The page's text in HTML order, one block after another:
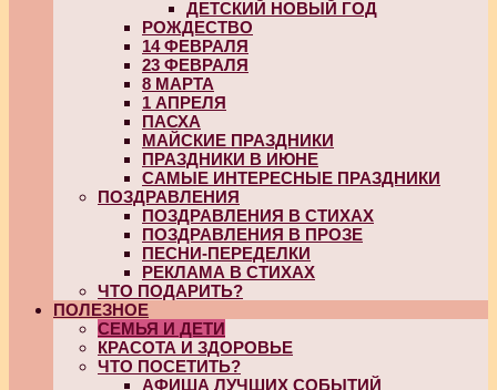
ДЕТСКИЙ НОВЫЙ ГОД
РОЖДЕСТВО
14 ФЕВРАЛЯ
23 ФЕВРАЛЯ
8 МАРТА
1 АПРЕЛЯ
ПАСХА
МАЙСКИЕ ПРАЗДНИКИ
ПРАЗДНИКИ В ИЮНЕ
САМЫЕ ИНТЕРЕСНЫЕ ПРАЗДНИКИ
ПОЗДРАВЛЕНИЯ
ПОЗДРАВЛЕНИЯ В СТИХАХ
ПОЗДРАВЛЕНИЯ В ПРОЗЕ
ПЕСНИ-ПЕРЕДЕЛКИ
РЕКЛАМА В СТИХАХ
ЧТО ПОДАРИТЬ?
ПОЛЕЗНОЕ
СЕМЬЯ И ДЕТИ
КРАСОТА И ЗДОРОВЬЕ
ЧТО ПОСЕТИТЬ?
АФИША ЛУЧШИХ СОБЫТИЙ